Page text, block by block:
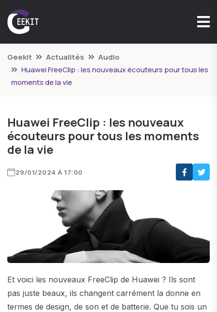
Geekit Actualités
Audio
Huawei FreeClip : les nouveaux écouteurs pour tous les
moments de la vie
Huawei FreeClip : les nouveaux
écouteurs pour tous les moments
de la vie
29/01/2024 À 17:00
Et voici les nouveaux FreeClip de Huawei ? Ils sont
pas juste beaux, ils changent carrément la donne en
termes de design, de son et de batterie. Que tu sois un